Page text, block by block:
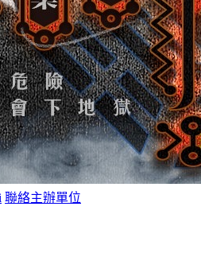
聯絡主辦單位